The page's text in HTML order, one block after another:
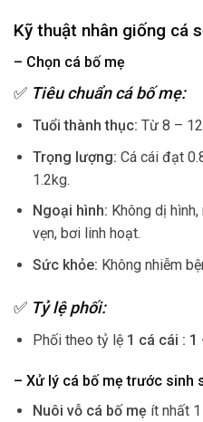
Kỹ thuật nhân giống cá
– Chọn cá bố mẹ
✅ Tiêu chuẩn cá bố mẹ:
Tuổi thành thục: Từ 8 –
Trọng lượng: Cá cái đạt
1.2kg.
Ngoại hình: Không dị
vẹn, bơi linh hoạt.
Sức khỏe: Không nhiễm
✅ Tỷ lệ phối:
Phối theo tỷ lệ 1 cá cái :
– Xử lý cá bố mẹ trước sinh
Nuôi vỗ cá bố mẹ ít nhất